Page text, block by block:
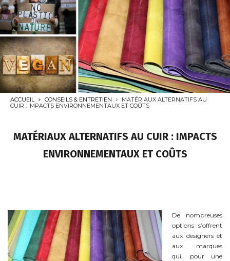
ACCUEIL CONSEILS & ENTRETIEN
MATÉRIAUX ALTERNATIFS AU
CUIR : IMPACTS ENVIRONNEMENTAUX ET COÛTS
MATÉRIAUX ALTERNATIFS AU CUIR : IMPACTS
ENVIRONNEMENTAUX ET COÛTS
De nombreuses
options s’offrent
aux designers et
aux marques
qui, pour une